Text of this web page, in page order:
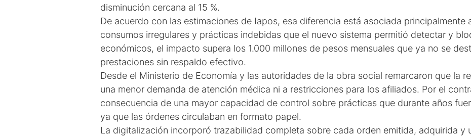
disminución cercana al 15 %.
De acuerdo con las estimaciones de Iapos, esa diferencia está asociada principalmente
consumos irregulares y prácticas indebidas que el nuevo sistema permitió detectar y
económicos, el impacto supera los 1.000 millones de pesos mensuales que ya no se
prestaciones sin respaldo efectivo.
Desde el Ministerio de Economía y las autoridades de la obra social remarcaron que la
una menor demanda de atención médica ni a restricciones para los afiliados. Por el
consecuencia de una mayor capacidad de control sobre prácticas que durante años
ya que las órdenes circulaban en formato papel.
La digitalización incorporó trazabilidad completa sobre cada orden emitida, adquirida y